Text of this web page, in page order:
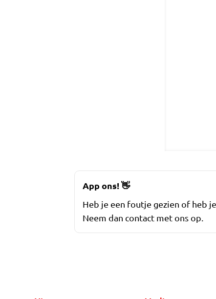
App ons!👋
Heb je een foutje gezien of heb
Neem dan contact met ons op.